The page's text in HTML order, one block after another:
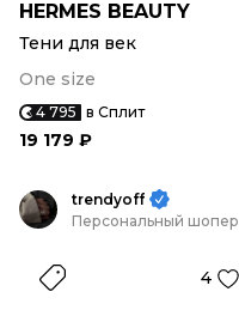
HERMES BEAUTY
Тени для век
One size
4 795 в Сплит
19 179 ₽
trendyoff
Персональный шопер
4